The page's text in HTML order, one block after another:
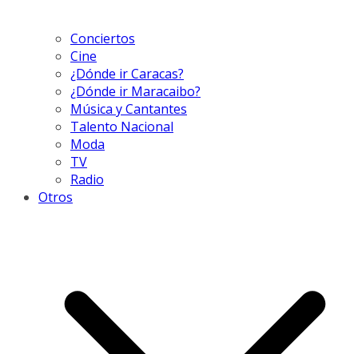
Conciertos
Cine
¿Dónde ir Caracas?
¿Dónde ir Maracaibo?
Música y Cantantes
Talento Nacional
Moda
TV
Radio
Otros